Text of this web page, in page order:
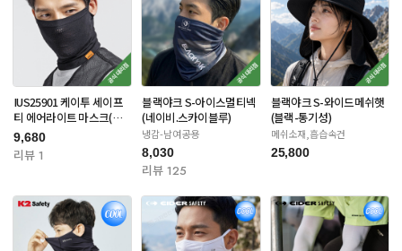
IUS25901 케이투 세이프
티 에어라이트 마스크(블
랙/아이보리)
9,680
리뷰 1
블랙야크 S-아이스멀티넥
(네이비.스카이블루)
냉감-남여공용
8,030
리뷰 125
블랙야크 S-와이드메쉬햇
(블랙-통기성)
메쉬소재,흡습속건
25,800